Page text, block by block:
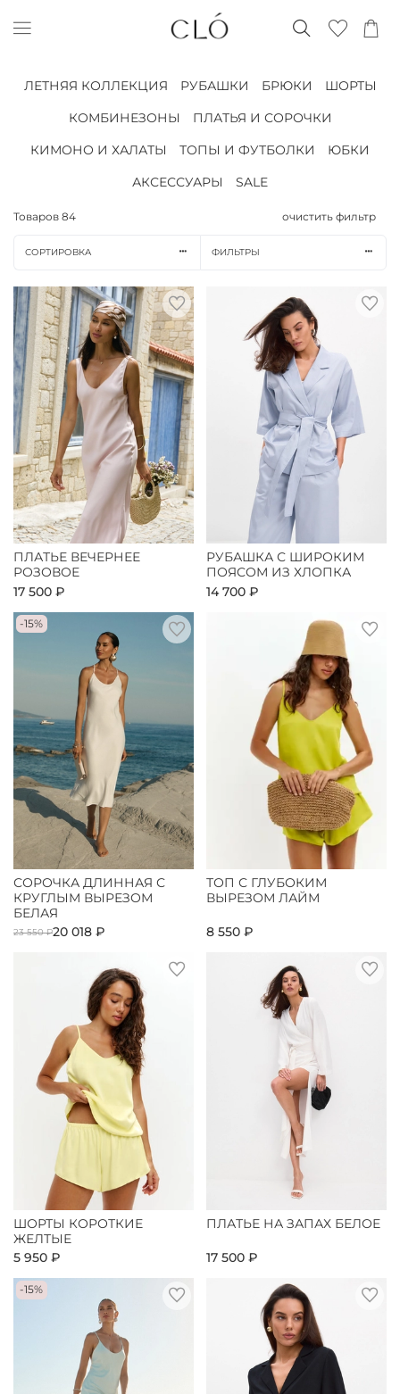
ЛЕТНЯЯ КОЛЛЕКЦИЯ РУБАШКИ БРЮКИ
ШОРТЫ
КОМБИНЕЗОНЫ
ПЛАТЬЯ И СОРОЧКИ
КИМОНО И ХАЛАТЫ
ТОПЫ И ФУТБОЛКИ
ЮБКИ
АКСЕССУАРЫ
SALE
Товаров 84 очистить фильтр
СОРТИРОВКА ФИЛЬТРЫ
ПЛАТЬЕ ВЕЧЕРНЕЕ
РОЗОВОЕ
17 500 ₽
РУБАШКА С ШИРОКИМ
ПОЯСОМ ИЗ ХЛОПКА
14 700 ₽
-15%
СОРОЧКА ДЛИННАЯ С
КРУГЛЫМ ВЫРЕЗОМ
БЕЛАЯ
23 550 ₽20 018 ₽
ТОП С ГЛУБОКИМ
ВЫРЕЗОМ ЛАЙМ
8 550 ₽
ШОРТЫ КОРОТКИЕ
ЖЕЛТЫЕ
5 950 ₽
ПЛАТЬЕ НА ЗАПАХ БЕЛОЕ
17 500 ₽
-15%